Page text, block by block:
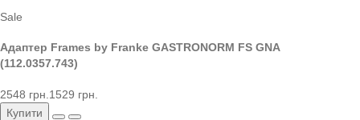
Sale
Адаптер Frames by Franke GASTRONORM FS GNA
(112.0357.743)
2548 грн. 1529 грн.
Купити